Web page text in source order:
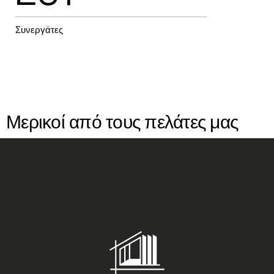
Συνεργάτες
Μερικοί από τους πελάτες μας